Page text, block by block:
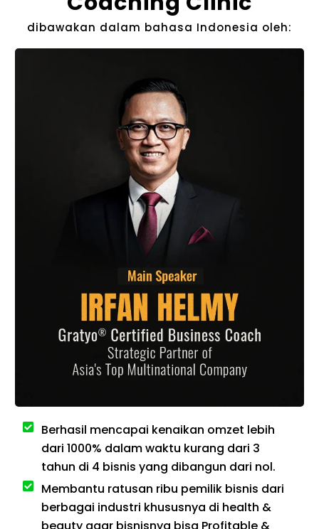
dibawakan dalam bahasa Indonesia​ oleh:
Berhasil mencapai kenaikan omzet lebih
dari 1000% dalam waktu kurang dari 3
tahun di 4 bisnis yang dibangun dari nol.
Membantu ratusan ribu pemilik bisnis dari
berbagai industri khususnya di health &